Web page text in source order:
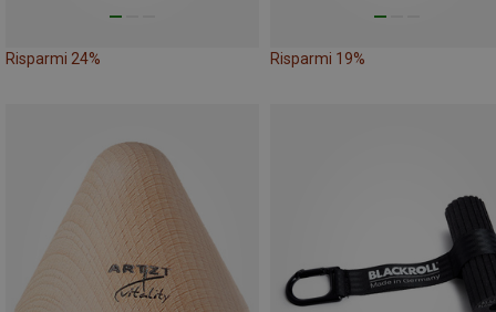
Risparmi 24% Risparmi 19%